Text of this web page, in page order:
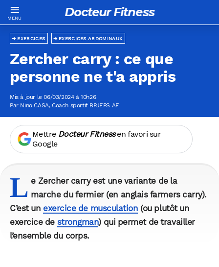
Docteur Fitness
EXERCICES ABDOMINAUX
EXERCICES
Zercher carry : ce que
personne ne t'a appris
Mis à jour le 06/03/2024 à 10h26
Par Nino CASA, Coach sportif BPJEPS AF
Mettre Docteur Fitnessen favori sur
Google
L e Zercher carry est une variante de la
marche du fermier (en anglais farmers carry).
C’est un exercice de musculation (ou plutôt un
exercice de strongman) qui permet de travailler
l’ensemble du corps.